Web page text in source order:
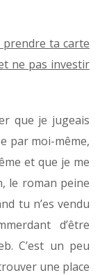
ta carte
ne pas investir
que je jugeais
par moi-même,
et que je me
le roman peine
tu n’es vendu
d’être
C’est un peu
une place